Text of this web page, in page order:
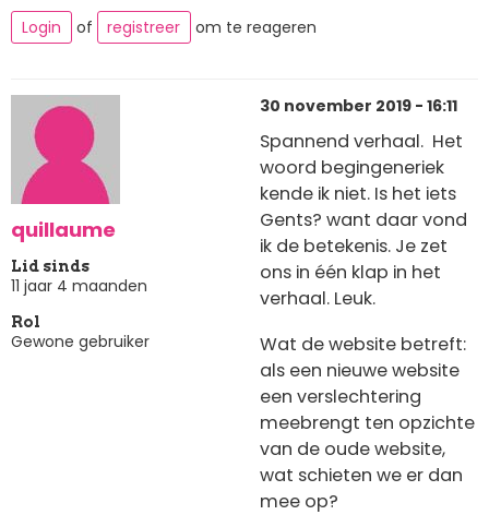
Login of registreer om te reageren
quillaume
Lid sinds
11 jaar 4 maanden
Rol
Gewone gebruiker
30 november 2019 - 16:11
Spannend verhaal. Het
woord begingeneriek
kende ik niet. Is het iets
Gents? want daar vond
ik de betekenis. Je zet
ons in één klap in het
verhaal. Leuk.
Wat de website betreft:
als een nieuwe website
een verslechtering
meebrengt ten opzichte
van de oude website,
wat schieten we er dan
mee op?